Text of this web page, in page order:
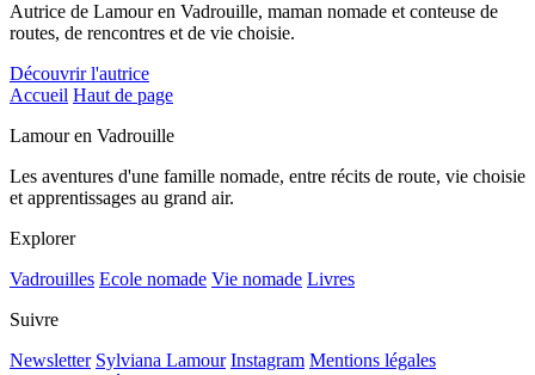
Autrice de Lamour en Vadrouille, maman nomade et conteuse de
routes, de rencontres et de vie choisie.
Découvrir l'autrice
Accueil Haut de page
Lamour en Vadrouille
Les aventures d'une famille nomade, entre récits de route, vie choisie
et apprentissages au grand air.
Explorer
Vadrouilles Ecole nomade Vie nomade Livres
Suivre
Newsletter Sylviana Lamour Instagram Mentions légales